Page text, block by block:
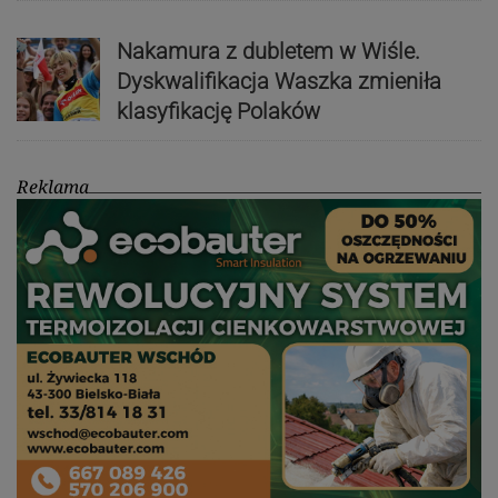
Nakamura z dubletem w Wiśle.
Dyskwalifikacja Waszka zmieniła
klasyfikację Polaków
Reklama